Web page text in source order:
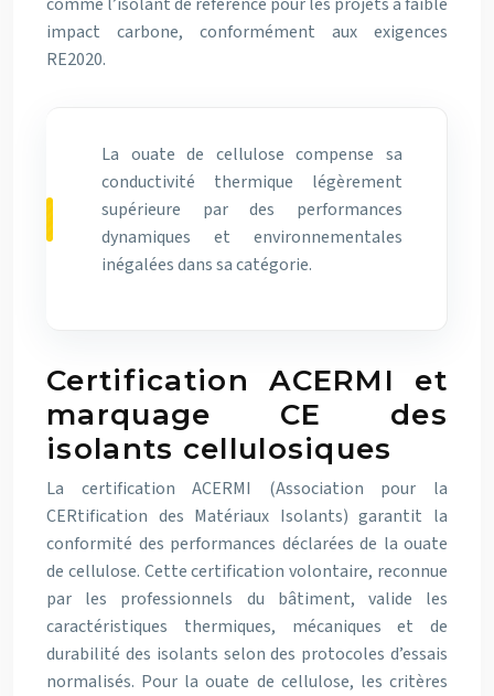
impact carbone, conformément aux exigences
RE2020.
La ouate de cellulose compense sa
conductivité thermique légèrement
supérieure par des performances
dynamiques et environnementales
inégalées dans sa catégorie.
Certification ACERMI et
marquage CE des
isolants cellulosiques
La certification ACERMI (Association pour la
CERtification des Matériaux Isolants) garantit la
conformité des performances déclarées de la ouate
de cellulose. Cette certification volontaire, reconnue
par les professionnels du bâtiment, valide les
caractéristiques thermiques, mécaniques et de
durabilité des isolants selon des protocoles d’essais
normalisés. Pour la ouate de cellulose, les critères